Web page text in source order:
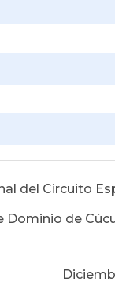
del Circuito
Dominio de